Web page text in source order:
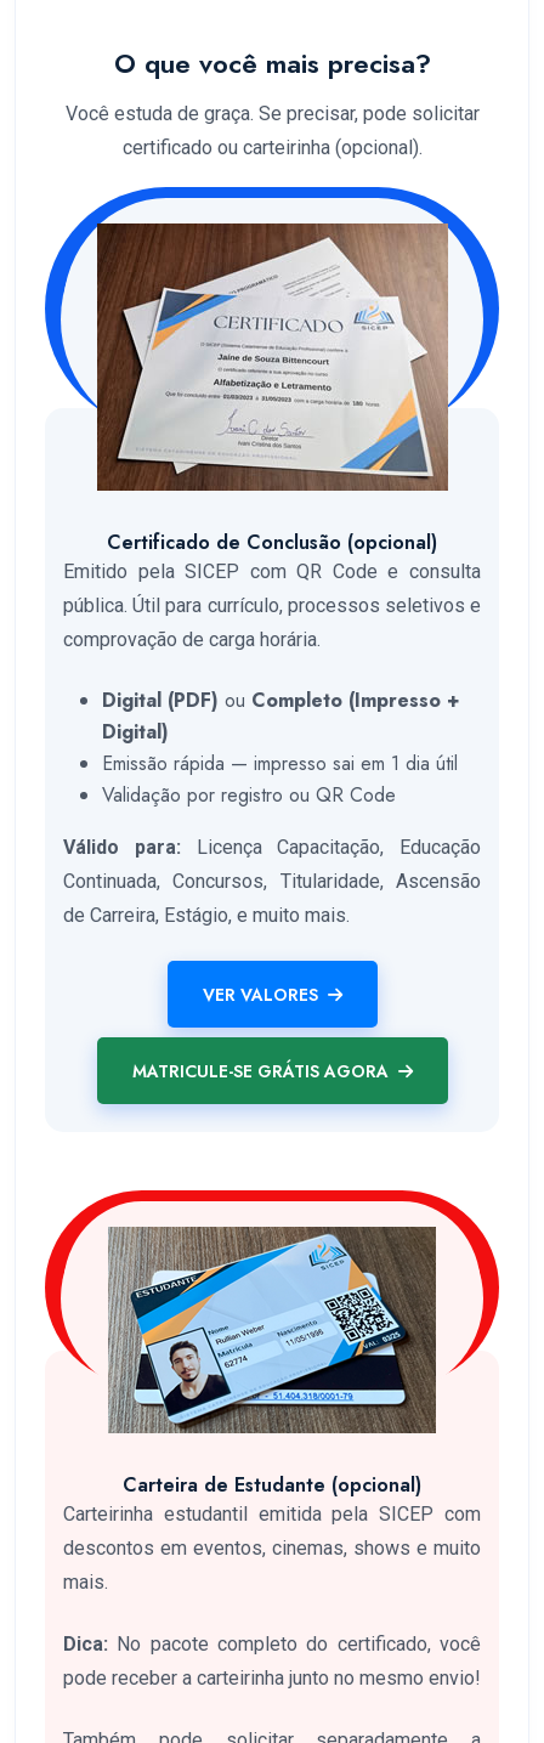
O que você mais precisa?
Você estuda de graça. Se precisar, pode solicitar
certificado ou carteirinha (opcional).
Certificado de Conclusão (opcional)
Emitido pela SICEP com QR Code e consulta
pública. Útil para currículo, processos seletivos e
comprovação de carga horária.
Digital (PDF) ou Completo (Impresso +
Digital)
Emissão rápida — impresso sai em 1 dia útil
Validação por registro ou QR Code
Válido para: Licença Capacitação, Educação
Continuada, Concursos, Titularidade, Ascensão
de Carreira, Estágio, e muito mais.
VER VALORES
MATRICULE-SE GRÁTIS AGORA
Carteira de Estudante (opcional)
Carteirinha estudantil emitida pela SICEP com
descontos em eventos, cinemas, shows e muito
mais.
Dica: No pacote completo do certificado, você
pode receber a carteirinha junto no mesmo envio!